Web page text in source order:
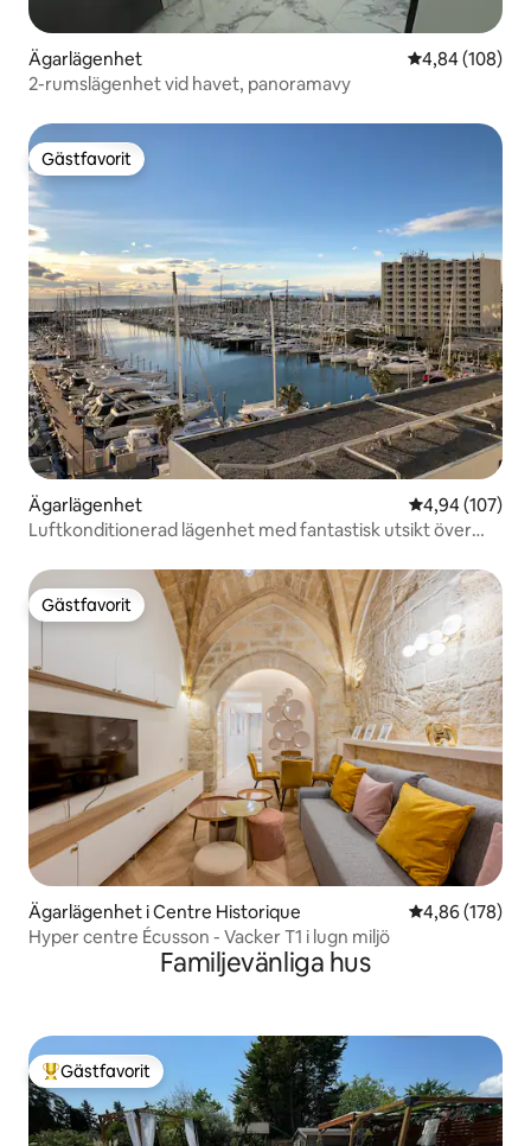
Ägarlägenhet 4,84 av 5 i
4,84 (108)
2-rumslägenhet vid havet, panoramavy
Gästfavorit
Gästfavorit
Ägarlägenhet 4,94 av 5 i
4,94 (107)
Luftkonditionerad lägenhet med fantastisk utsikt över
Gästfavorit
Gästfavorit
Ägarlägenhet i Centre Historique 4,86 av 5 i
4,86 (178)
Hyper centre Écusson - Vacker T1 i lugn miljö
Familjevänliga hus
Populär gästfavorit
Gästfavorit